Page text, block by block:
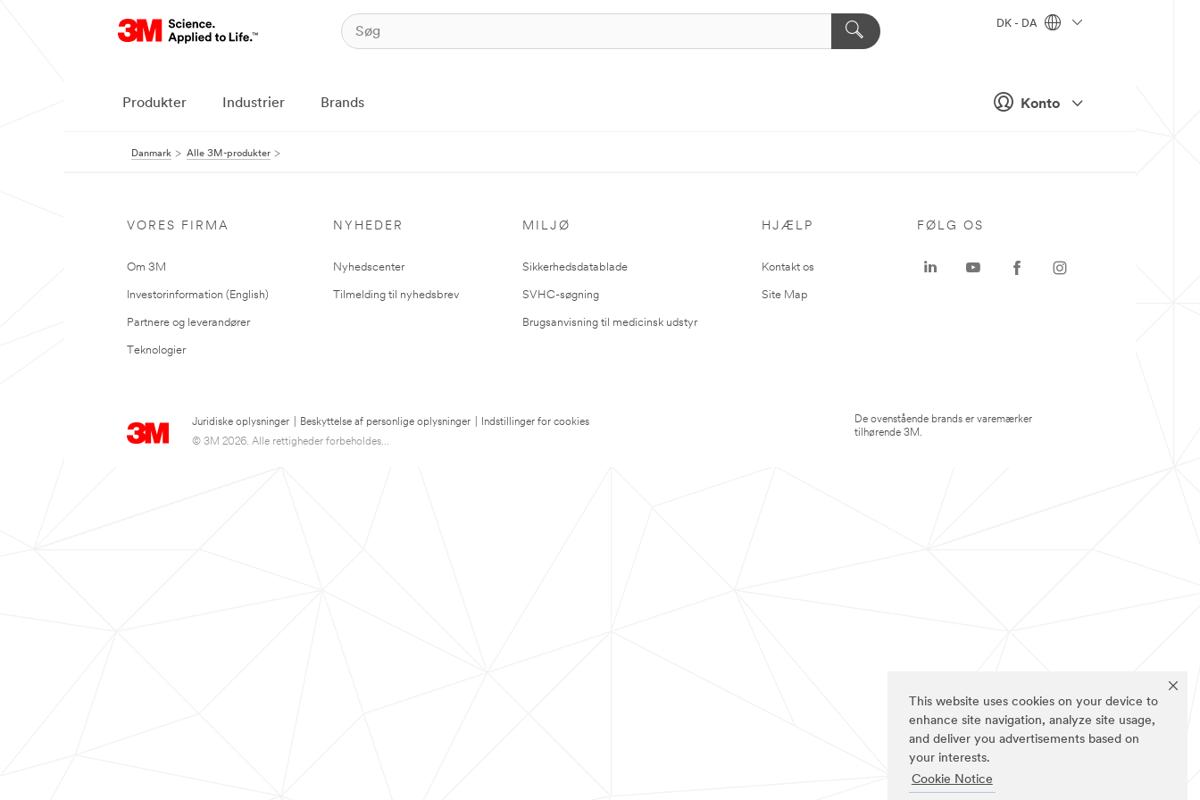
This website uses cookies on your device to
enhance site navigation, analyze site usage,
and deliver you advertisements based on
your interests.
Cookie Notice
Konto
DK - DA
Produkter Industrier Brands
Danmark Alle 3M-produkter
VORES FIRMA
Om 3M
Investorinformation (English)
Partnere og leverandører
Teknologier
NYHEDER
Nyhedscenter
Tilmelding til nyhedsbrev
MILJØ
Sikkerhedsdatablade
SVHC-søgning
Brugsanvisning til medicinsk udstyr
HJÆLP
Kontakt os
Site Map
Juridiske oplysninger Beskyttelse af personlige oplysninger
Indstillinger for cookies
© 3M 2026. Alle rettigheder forbeholdes...
FØLG OS
De ovenstående brands er varemærker
tilhørende 3M.